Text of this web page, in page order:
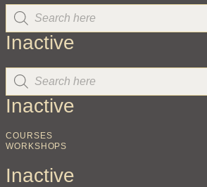
Inactive
Inactive
COURSES
WORKSHOPS
Inactive